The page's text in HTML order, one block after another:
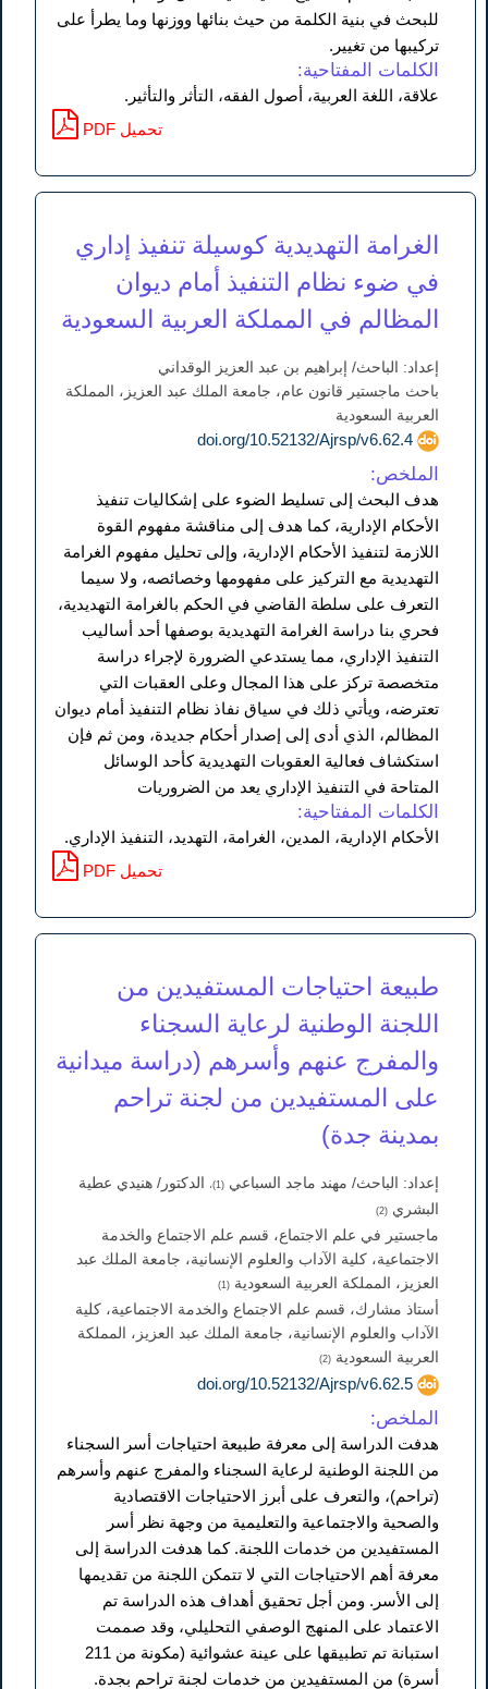
للبحث في بنية الكلمة من حيث بنائها ووزنها وما يطرأ على
تركيبها من تغيير.
الكلمات المفتاحية:
علاقة، اللغة العربية، أصول الفقه، التأثر والتأثير.
PDF تحميل
الغرامة التهديدية كوسيلة تنفيذ إداري
في ضوء نظام التنفيذ أمام ديوان
المظالم في المملكة العربية السعودية
إعداد: الباحث/ إبراهيم بن عبد العزيز الوقداني
باحث ماجستير قانون عام، جامعة الملك عبد العزيز، المملكة
العربية السعودية
doi.org/10.52132/Ajrsp/v6.62.4
الملخص:
هدف البحث إلى تسليط الضوء على إشكاليات تنفيذ
الأحكام الإدارية، كما هدف إلى مناقشة مفهوم القوة
اللازمة لتنفيذ الأحكام الإدارية، وإلى تحليل مفهوم الغرامة
التهديدية مع التركيز على مفهومها وخصائصه، ولا سيما
التعرف على سلطة القاضي في الحكم بالغرامة التهديدية،
فحري بنا دراسة الغرامة التهديدية بوصفها أحد أساليب
التنفيذ الإداري، مما يستدعي الضرورة لإجراء دراسة
متخصصة تركز على هذا المجال وعلى العقبات التي
تعترضه، ويأتي ذلك في سياق نفاذ نظام التنفيذ أمام ديوان
المظالم، الذي أدى إلى إصدار أحكام جديدة، ومن ثم فإن
استكشاف فعالية العقوبات التهديدية كأحد الوسائل
المتاحة في التنفيذ الإداري يعد من الضروريات
الكلمات المفتاحية:
الأحكام الإدارية، المدين، الغرامة، التهديد، التنفيذ الإداري.
PDF تحميل
طبيعة احتياجات المستفيدين من
اللجنة الوطنية لرعاية السجناء
والمفرج عنهم وأسرهم (دراسة ميدانية
على المستفيدين من لجنة تراحم
بمدينة جدة)
إعداد: الباحث/ مهند ماجد السباعي (1)،
الدكتور/ هنيدي عطية
البشري (2)
ماجستير في علم الاجتماع، قسم علم الاجتماع والخدمة
الاجتماعية، كلية الآداب والعلوم الإنسانية، جامعة الملك عبد
العزيز، المملكة العربية السعودية (1)
أستاذ مشارك، قسم علم الاجتماع والخدمة الاجتماعية، كلية
الآداب والعلوم الإنسانية، جامعة الملك عبد العزيز، المملكة
العربية السعودية (2)
doi.org/10.52132/Ajrsp/v6.62.5
الملخص:
هدفت الدراسة إلى معرفة طبيعة احتياجات أسر السجناء
من اللجنة الوطنية لرعاية السجناء والمفرج عنهم وأسرهم
(تراحم)، والتعرف على أبرز الاحتياجات الاقتصادية
والصحية والاجتماعية والتعليمية من وجهة نظر أسر
المستفيدين من خدمات اللجنة. كما هدفت الدراسة إلى
معرفة أهم الاحتياجات التي لا تتمكن اللجنة من تقديمها
إلى الأسر. ومن أجل تحقيق أهداف هذه الدراسة تم
الاعتماد على المنهج الوصفي التحليلي، وقد صممت
استبانة تم تطبيقها على عينة عشوائية (مكونة من 211
أسرة) من المستفيدين من خدمات لجنة تراحم بجدة.